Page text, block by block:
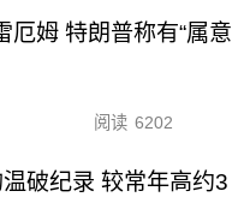
厄姆 特朗普称有“属意
阅读 6202
破纪录 较常年高约3